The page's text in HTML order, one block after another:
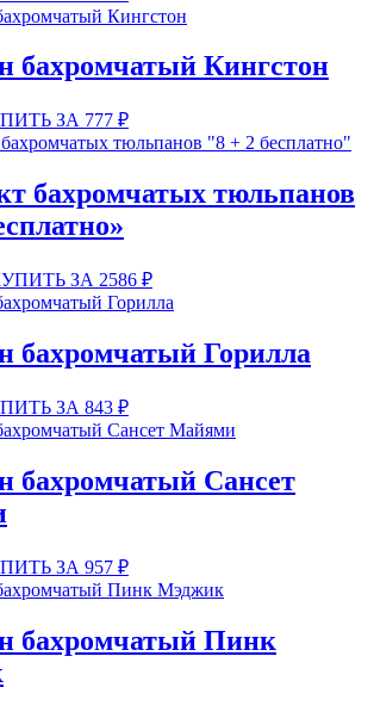
бахромчатый Кингстон
ЗА 777 ₽
бахромчатых тюльпанов
ЗА 2586 ₽
бахромчатый Горилла
ЗА 843 ₽
бахромчатый Сансет
ЗА 957 ₽
бахромчатый Пинк